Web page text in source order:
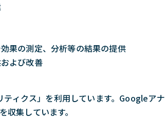
果の測定、分析等の結果の提供
よび改善
ィクス」を利用しています。Googleアナ
集しています。